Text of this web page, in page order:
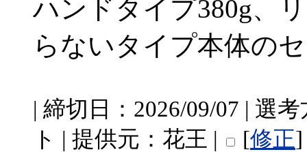
ハンドタイプ380g、
らないタイプ本体の
| 締切日：2026/09/07 | 選
ト | 提供元：花王 |
[修正]